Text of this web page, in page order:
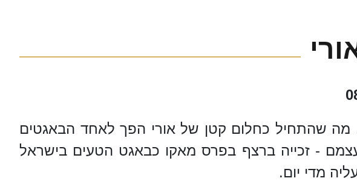
מה שהתחיל כחלום קטן של אורי הפך לאחד הבאגטים
עצמם - זכייה ברצף בפרס מאקו כבאגט הטעים בישראל